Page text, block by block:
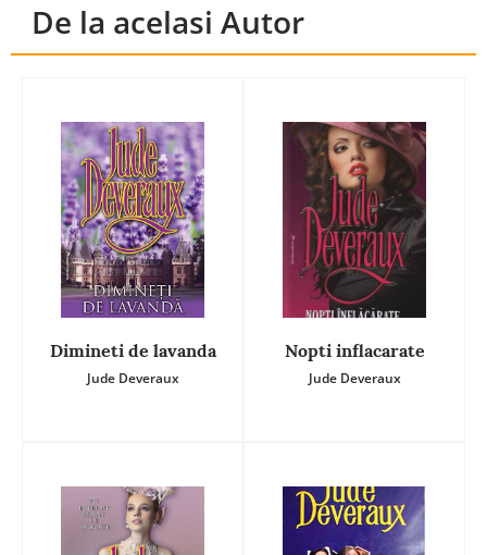
De la acelasi Autor
Dimineti de lavanda
Jude Deveraux
Nopti inflacarate
Jude Deveraux